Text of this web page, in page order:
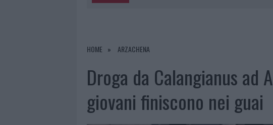
7 AGOSTO 2026 | PAUSA CAFFÈ IMPECCABILE: COME SCEGLIERE LA
HOME ARZACHENA
Droga da Calangianus ad
giovani finiscono nei guai